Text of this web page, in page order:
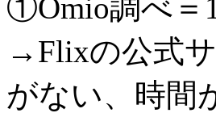
①Omio調べ＝
→Flixの公式
がない、時間